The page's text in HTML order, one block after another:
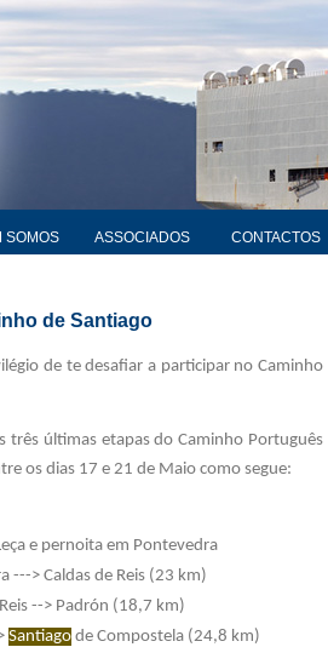
SOMOS ASSOCIADOS CONTACTOS
de Santiago
de te desafiar a participar no Caminho
três últimas etapas do Caminho Português
os dias 17 e 21 de Maio como segue:
e pernoita em Pontevedra
> Caldas de Reis (23 km)
--> Padrón (18,7 km)
Santiago de Compostela (24,8 km)